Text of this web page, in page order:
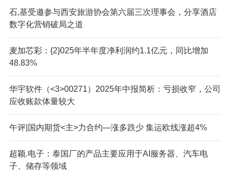
石,基受邀参与西安旅游协会第六届三次理事会，分享酒店
数字化营销破局之道
麦加芯彩：{2}025年半年度净利润约1.1亿元，同比增加
48.83%
华宇软件（<3>00271）2025年中报简析：亏损收窄，公司
应收账款体量较大
午评|国内期货<主>力合约—涨多跌少 集运欧线涨超4%
超颖.电子：泰国厂的产品主要应用于AI服务器、汽车电
子、储存等领域